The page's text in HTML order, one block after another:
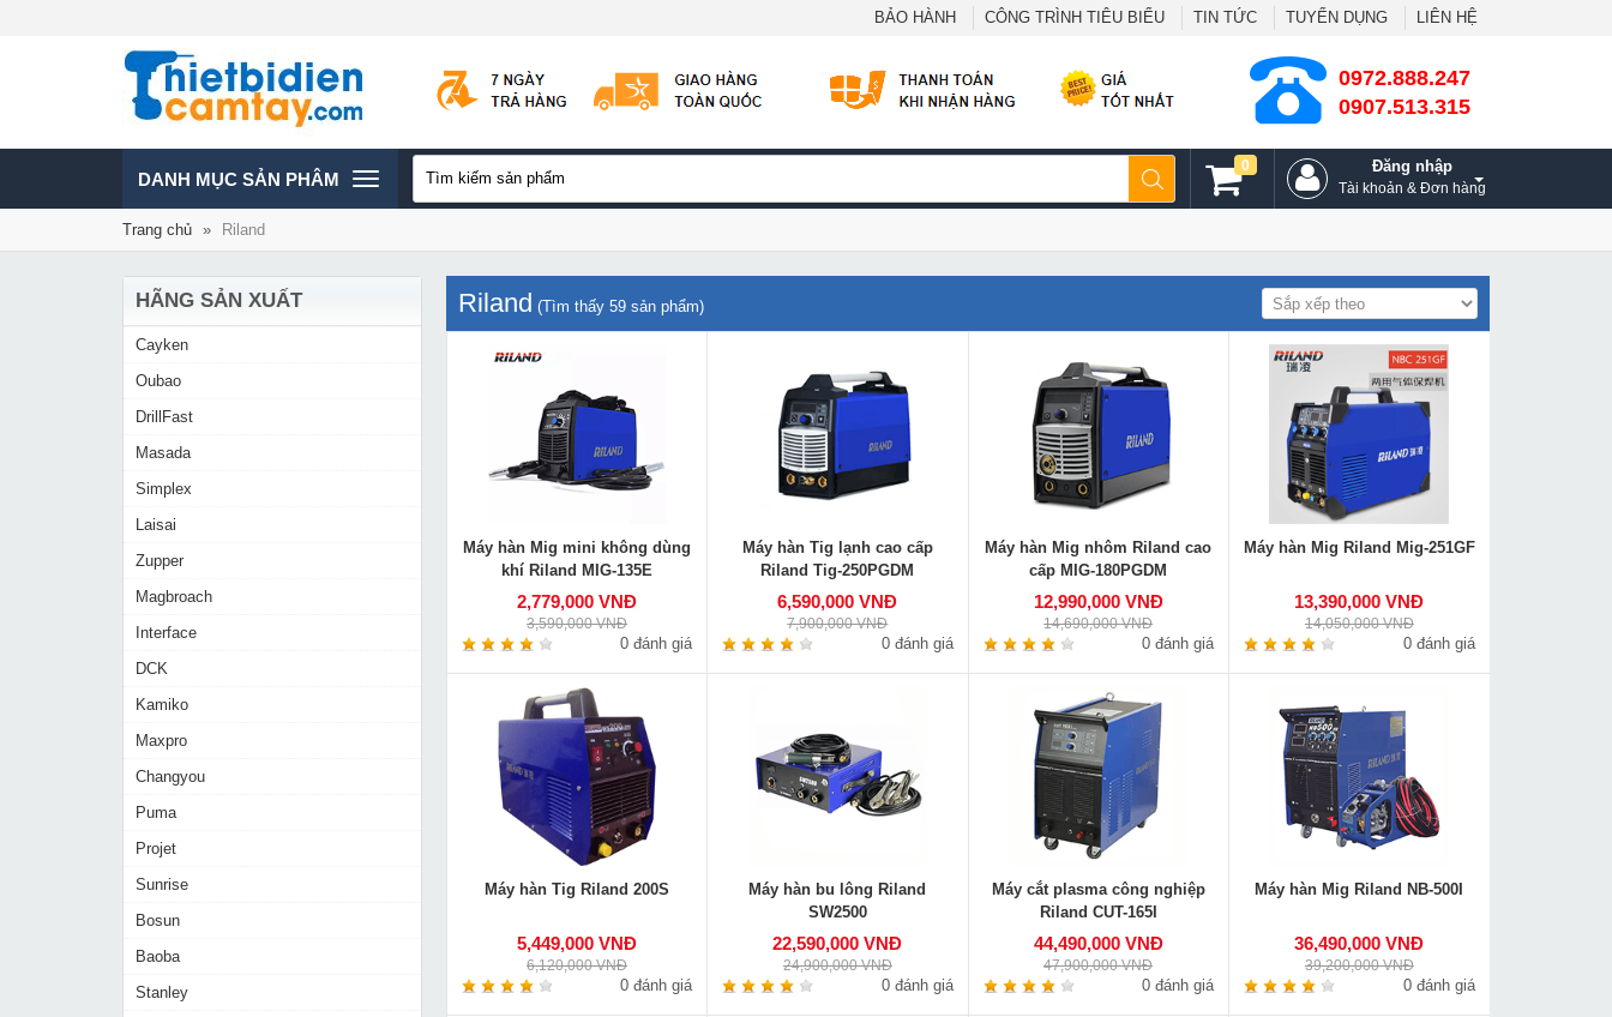
BẢO HÀNH CÔNG TRÌNH TIÊU BIỂU TIN TỨC TUYỂN DỤNG LIÊN HỆ
0972.888.247
0907.513.315
Đăng nhập
Tài khoản & Đơn hàng
0
TOGGLE
NAVIGATION
DANH MỤC SẢN PHÂM
Trang chủ » Riland
Riland (Tìm thấy 59 sản phẩm)
Máy hàn Mig mini không dùng
khí Riland MIG-135E
2,779,000 VNĐ
3,590,000 VNĐ
0 đánh giá
Máy hàn Tig lạnh cao cấp
Riland Tig-250PGDM
6,590,000 VNĐ
7,900,000 VNĐ
0 đánh giá
Máy hàn Mig nhôm Riland cao
cấp MIG-180PGDM
12,990,000 VNĐ
14,690,000 VNĐ
0 đánh giá
Máy hàn Mig Riland Mig-251GF
13,390,000 VNĐ
14,050,000 VNĐ
0 đánh giá
Máy hàn Tig Riland 200S
5,449,000 VNĐ
6,120,000 VNĐ
0 đánh giá
Máy hàn bu lông Riland
SW2500
22,590,000 VNĐ
24,900,000 VNĐ
0 đánh giá
Máy cắt plasma công nghiệp
Riland CUT-165I
44,490,000 VNĐ
47,900,000 VNĐ
0 đánh giá
Máy hàn Mig Riland NB-500I
36,490,000 VNĐ
39,200,000 VNĐ
0 đánh giá
HÃNG SẢN XUẤT
Cayken
Oubao
DrillFast
Masada
Simplex
Laisai
Zupper
Magbroach
Interface
DCK
Kamiko
Maxpro
Changyou
Puma
Projet
Sunrise
Bosun
Baoba
Stanley